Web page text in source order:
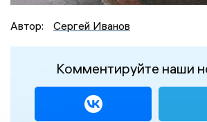
Автор: Сергей Иванов
Комментируйте наши